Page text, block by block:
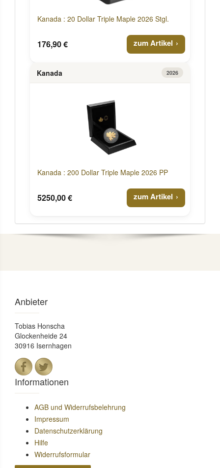
Kanada : 20 Dollar Triple Maple 2026 Stgl.
176,90 € zum Artikel
Kanada 2026
Kanada : 200 Dollar Triple Maple 2026 PP
5250,00 € zum Artikel
Anbieter
Tobias Honscha
Glockenheide 24
30916 Isernhagen
Informationen
AGB und Widerrufsbelehrung
Impressum
Datenschutzerklärung
Hilfe
Widerrufsformular